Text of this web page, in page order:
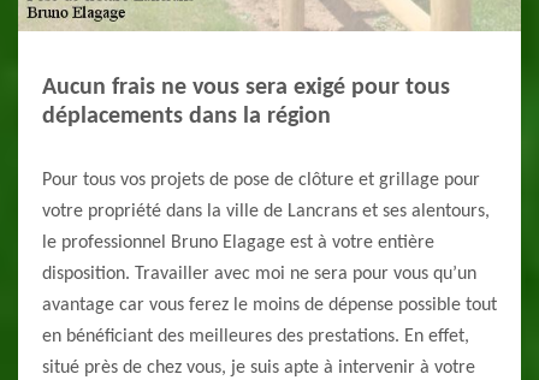
Aucun frais ne vous sera exigé pour tous
déplacements dans la région
Pour tous vos projets de pose de clôture et grillage pour
votre propriété dans la ville de Lancrans et ses alentours,
le professionnel Bruno Elagage est à votre entière
disposition. Travailler avec moi ne sera pour vous qu’un
avantage car vous ferez le moins de dépense possible tout
en bénéficiant des meilleures des prestations. En effet,
situé près de chez vous, je suis apte à intervenir à votre